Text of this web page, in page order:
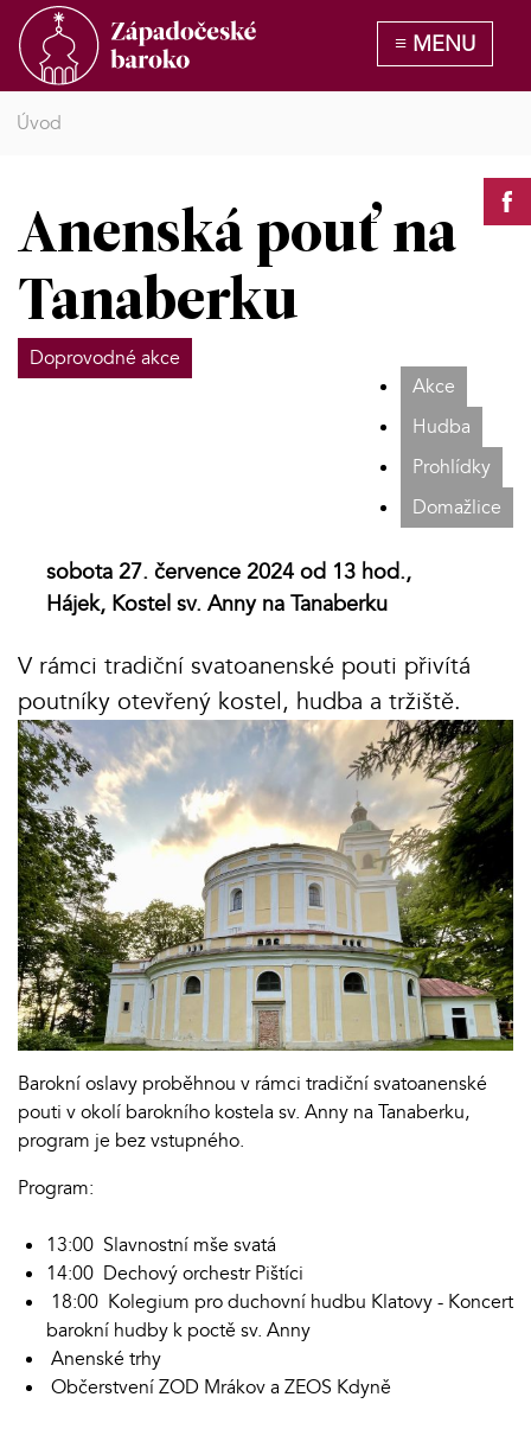
Úvod
Anenská pouť na
Tanaberku
Doprovodné akce
Akce
Hudba
Prohlídky
Domažlice
sobota 27. července 2024 od 13 hod.,
Hájek, Kostel sv. Anny na Tanaberku
V rámci tradiční svatoanenské pouti přivítá
poutníky otevřený kostel, hudba a tržiště.
Barokní oslavy proběhnou v rámci tradiční svatoanenské
pouti v okolí barokního kostela sv. Anny na Tanaberku,
program je bez vstupného.
Program:
13:00 Slavnostní mše svatá
14:00 Dechový orchestr Pištíci
18:00 Kolegium pro duchovní hudbu Klatovy - Koncert
barokní hudby k poctě sv. Anny
Anenské trhy
Občerstvení ZOD Mrákov a ZEOS Kdyně